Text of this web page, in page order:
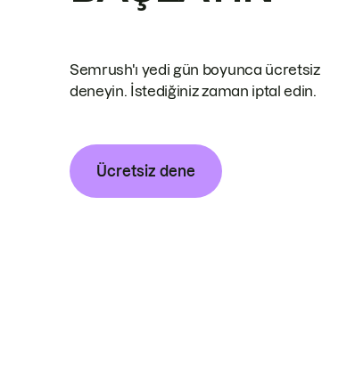
Semrush'ı yedi gün boyunca ücretsiz
deneyin. İstediğiniz zaman iptal edin.
Ücretsiz dene